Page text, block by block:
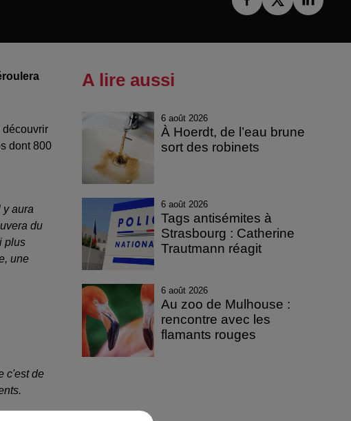
découvrir
dont 800
y aura
du
plus
une
c'est de
A lire aussi
6 août 2026
À Hoerdt, de l’eau brune
sort des robinets
6 août 2026
Tags antisémites à
Strasbourg : Catherine
Trautmann réagit
6 août 2026
Au zoo de Mulhouse :
rencontre avec les
flamants rouges